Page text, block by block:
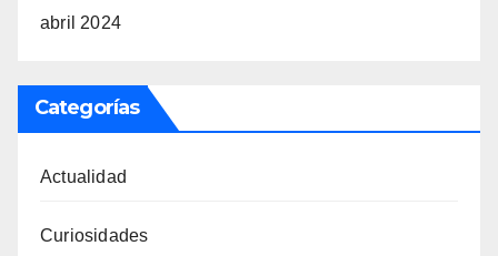
abril 2024
Categorías
Actualidad
Curiosidades